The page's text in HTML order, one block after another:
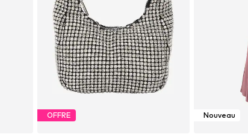
OFFRE Nouveau